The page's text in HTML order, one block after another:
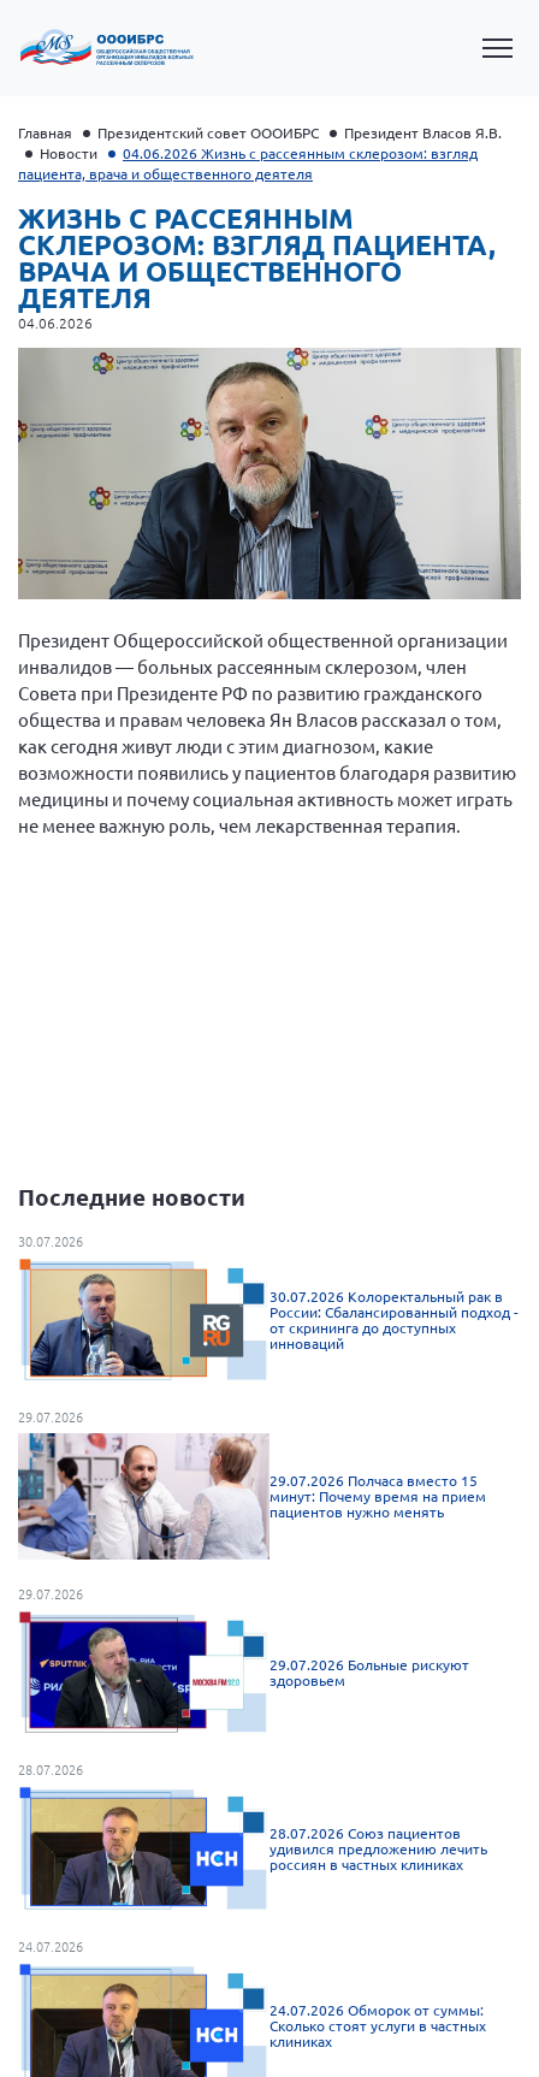
Президент Власов Я.В.
Первый вице-президент Кичигина Н. Ф.
Генеральный директор Матвиевская О.В.
Вице-президент Зрячева Н.В.
Вице-президент Шишлянников Ф.В.
Информационная служба
Отдел международных отношений
Вице-президент Черненко Д.Е.
Вице-президент Валюх М.В.
Вице-президент Чернова А.В.
Вице-президент Цикорин И.В.
Вице-президент Груба Л.В.
Конференция ОООИБРС 2020
Документы съездов
Первый съезд
Второй съезд
Третий съезд
Пятый съезд
Шестой съезд
ОФ «Фонд содействия больным рассеянным
склерозом»
Новости: Казахстан
Письма и официальные ответы
Нормативно-правовые документы
Методическая литература для НКО
Публичные отчеты
Исследования, аналитика, мнения
Всероссийская онлайн конференция
"Рассеянный склероз. XX лет работы
ОООИБРС" (25-29.08.2020)
Всероссийская конференция-тренинг
"Рассеянный склероз: новые реалии" (26-
Общероссийская РС
Главная Президентский совет ОООИБРС
Президент Власов Я.В.
Новости
04.06.2026 Жизнь с рассеянным склерозом: взгляд
пациента, врача и общественного деятеля
ЖИЗНЬ С РАССЕЯННЫМ
СКЛЕРОЗОМ: ВЗГЛЯД ПАЦИЕНТА,
ВРАЧА И ОБЩЕСТВЕННОГО
ДЕЯТЕЛЯ
04.06.2026
Президент Общероссийской общественной организации
инвалидов — больных рассеянным склерозом, член
Совета при Президенте РФ по развитию гражданского
общества и правам человека Ян Власов рассказал о том,
как сегодня живут люди с этим диагнозом, какие
возможности появились у пациентов благодаря развитию
медицины и почему социальная активность может играть
не менее важную роль, чем лекарственная терапия.
Последние новости
30.07.2026
30.07.2026 Колоректальный рак в
России: Сбалансированный подход -
от скрининга до доступных
инноваций
29.07.2026
29.07.2026 Полчаса вместо 15
минут: Почему время на прием
пациентов нужно менять
29.07.2026
29.07.2026 Больные рискуют
здоровьем
28.07.2026
28.07.2026 Союз пациентов
удивился предложению лечить
россиян в частных клиниках
24.07.2026
24.07.2026 Обморок от суммы:
Сколько стоят услуги в частных
клиниках